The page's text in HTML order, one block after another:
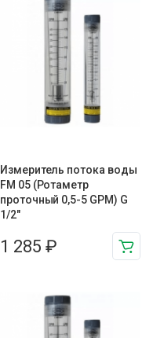
Измеритель потока воды
FM 05 (Ротаметр
проточный 0,5-5 GPM) G
1/2″
1 285 ₽